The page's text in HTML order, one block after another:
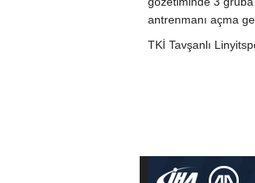
antrenmanı açma
TKİ Tavşanlı